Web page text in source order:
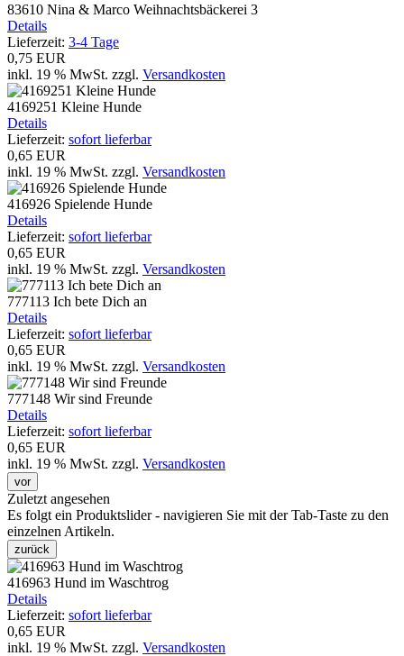
83610 Nina & Marco Weihnachtsbäckerei 3
Details
Lieferzeit: 3-4 Tage
0,75 EUR
inkl. 19 % MwSt. zzgl. Versandkosten
4169251 Kleine Hunde
Details
Lieferzeit: sofort lieferbar
0,65 EUR
inkl. 19 % MwSt. zzgl. Versandkosten
416926 Spielende Hunde
Details
Lieferzeit: sofort lieferbar
0,65 EUR
inkl. 19 % MwSt. zzgl. Versandkosten
777113 Ich bete Dich an
Details
Lieferzeit: sofort lieferbar
0,65 EUR
inkl. 19 % MwSt. zzgl. Versandkosten
777148 Wir sind Freunde
Details
Lieferzeit: sofort lieferbar
0,65 EUR
inkl. 19 % MwSt. zzgl. Versandkosten
vor
Zuletzt angesehen
Es folgt ein Produktslider - navigieren Sie mit der Tab-Taste zu den
einzelnen Artikeln.
zurück
416963 Hund im Waschtrog
Details
Lieferzeit: sofort lieferbar
0,65 EUR
inkl. 19 % MwSt. zzgl. Versandkosten